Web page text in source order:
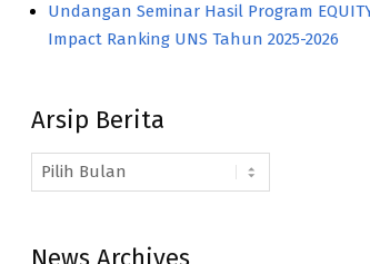
Undangan Seminar Hasil Program
Impact Ranking UNS Tahun 2025-2026
Arsip Berita
Arsip
Berita
News Archives